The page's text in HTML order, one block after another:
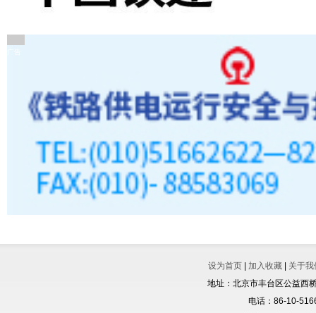
设为首页 加入收藏
关于我
地址：北京市丰台区公益西
电话：86-10-